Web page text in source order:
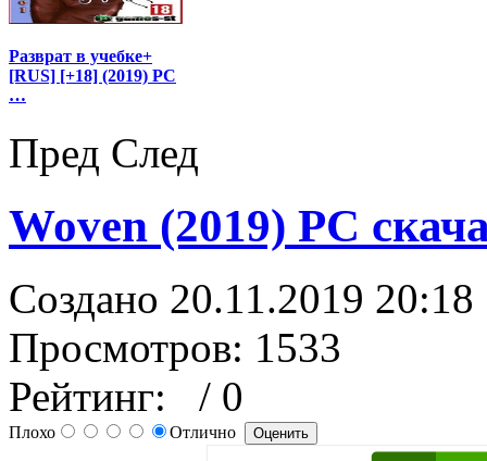
Разврат в учебке+
[RUS] [+18] (2019) PC
…
Пред След
Woven (2019) PC
Создано 20.11.2019 20:18
Просмотров: 1533
Рейтинг:
/ 0
Плохо Отлично